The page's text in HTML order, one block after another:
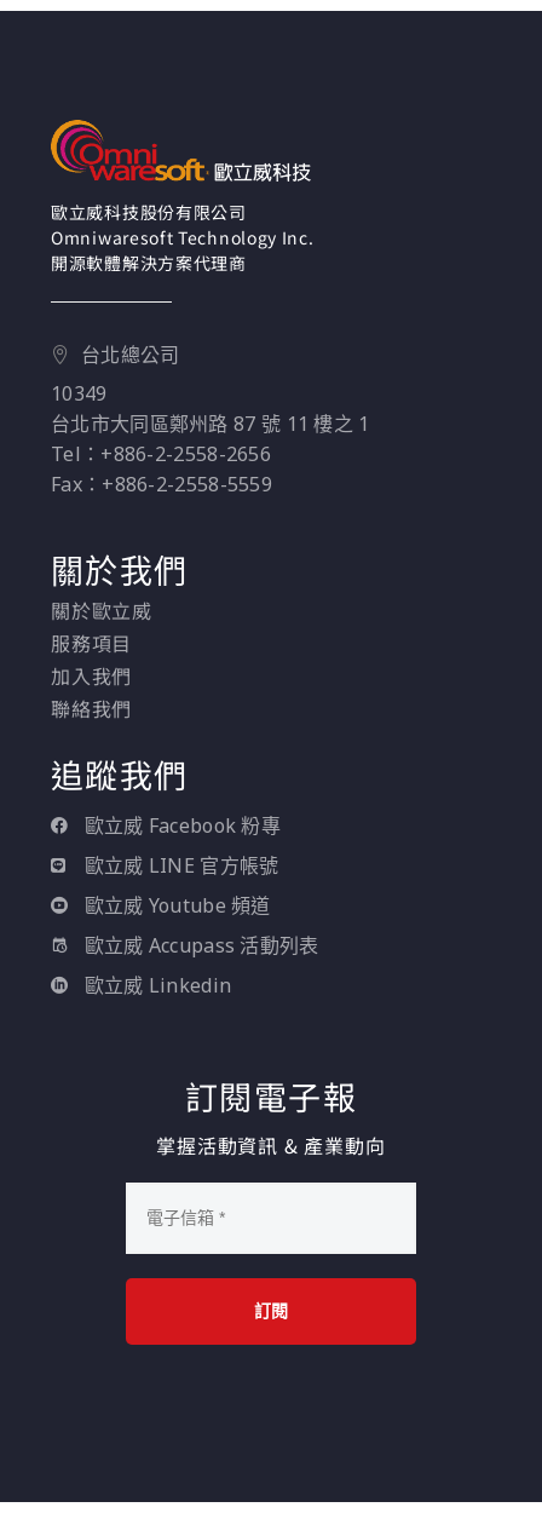
歐立威科技股份有限公司
Omniwaresoft Technology Inc.
開源軟體解決方案代理商
台北總公司
10349
台北市大同區鄭州路 87 號 11 樓之 1
Tel：+886-2-2558-2656
Fax：+886-2-2558-5559
關於我們
關於歐立威
服務項目
加入我們
聯絡我們
追蹤我們
歐立威 Facebook 粉專
歐立威 LINE 官方帳號
歐立威 Youtube 頻道
歐立威 Accupass 活動列表
歐立威 Linkedin
訂閱電子報
掌握活動資訊 & 產業動向
訂閱